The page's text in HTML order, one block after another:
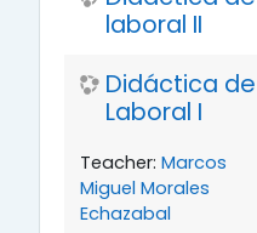
laboral II
Didáctica
Laboral I
Teacher: Marcos
Miguel Morales
Echazabal